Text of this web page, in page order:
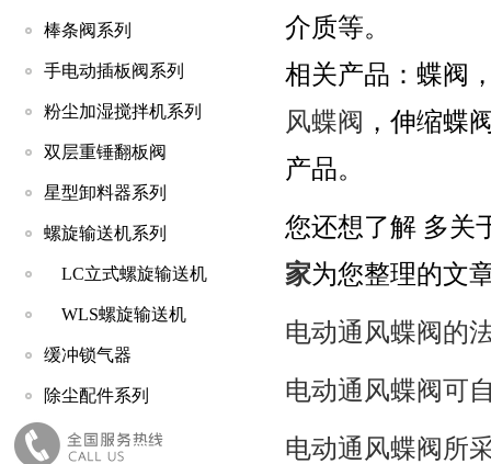
棒条阀系列
手电动插板阀系列
粉尘加湿搅拌机系列
双层重锤翻板阀
星型卸料器系列
螺旋输送机系列
LC立式螺旋输送机
WLS螺旋输送机
缓冲锁气器
除尘配件系列
介质等。
相关产品：蝶阀
风蝶阀 ，伸缩蝶
产品。
您还想了解 多关
家为您整理的文
电动通风蝶阀的
电动通风蝶阀可
电动通风蝶阀所